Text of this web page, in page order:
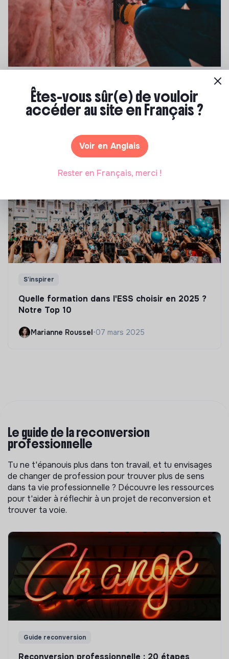
Top 8 des formations en rénovation
énergétique des bâtiments
Marianne Roussel•21 janvier 2025
S'inspirer
Quelle formation dans l'ESS choisir en 2025 ?
Notre Top 10
Marianne Roussel•07 mars 2025
Le guide de la reconversion
professionnelle
Tu ne t'épanouis plus dans ton travail, et tu envisages
de changer de profession pour trouver plus de sens
dans ta vie professionnelle ? Découvre les ressources
pour t'aider à réflechir à un projet de reconversion et
trouver ta voie.
Guide reconversion
Reconversion professionnelle : 20 étapes
Êtes-vous sûr(e) de vouloir
accéder au site en Français ?
Voir en Anglais
Rester en Français, merci !